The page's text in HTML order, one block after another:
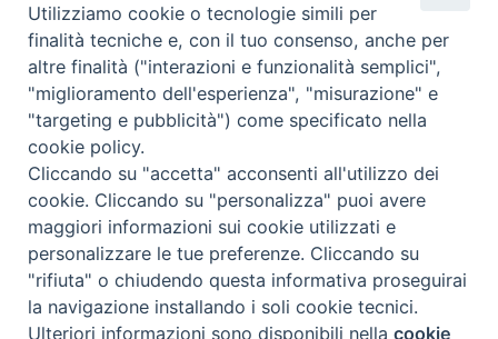
Piazza Duomo 48 - 59100 Prato
Tel. 0574-39259 - fax 0574-930623
curia@diocesiprato.it
seguici su
Facebook
Instagram
X YouTube
Feed
Copyright © 2020 /2026 ----- Diocesi di PratoPreferenze Cookie
Utilizziamo cookie o tecnologie simili per
finalità tecniche e, con il tuo consenso, anche per
altre finalità ("interazioni e funzionalità semplici",
"miglioramento dell'esperienza", "misurazione" e
"targeting e pubblicità") come specificato nella
cookie policy.
Cliccando su "accetta" acconsenti all'utilizzo dei
cookie. Cliccando su "personalizza" puoi avere
maggiori informazioni sui cookie utilizzati e
personalizzare le tue preferenze. Cliccando su
"rifiuta" o chiudendo questa informativa proseguirai
la navigazione installando i soli cookie tecnici.
Ulteriori informazioni sono disponibili nellacookie